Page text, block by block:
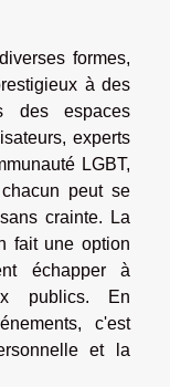
formes,
à des
des espaces
experts
LGBT,
peut se
crainte. La
fait une option
échapper à
publics. En
c'est
et la